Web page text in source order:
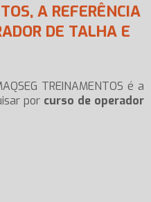
A REFERÊNCIA
DE TALHA E
TREINAMENTOS é a
por curso de operador